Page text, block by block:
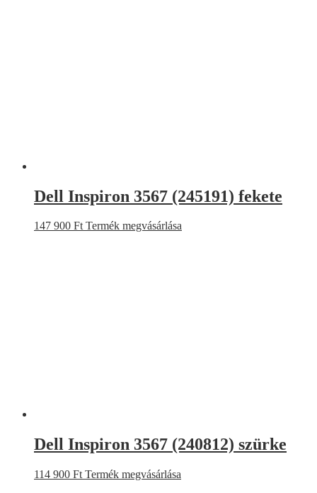
Dell Inspiron 3567 (245191) fekete
147 900 Ft Termék megvásárlása
Dell Inspiron 3567 (240812) szürke
114 900 Ft Termék megvásárlása